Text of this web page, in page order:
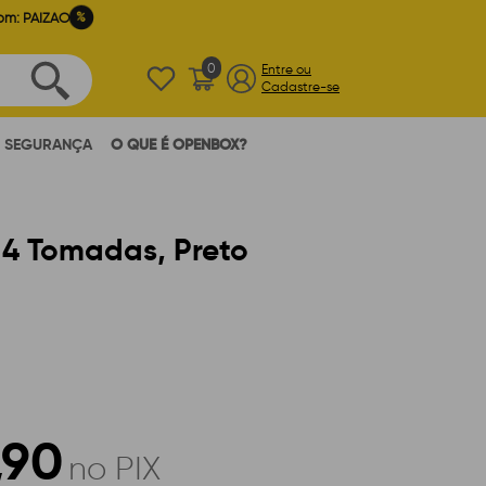
PAIZAO %
0
Entre ou
Cadastre-se
SEGURANÇA O QUE É OPENBOX?
Tomadas, Preto
no PIX